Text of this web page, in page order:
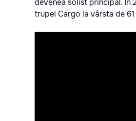
devenea solist principal. În
trupei Cargo la vârsta de 61